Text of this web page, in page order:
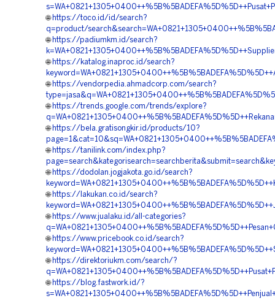
🌐 https://toco.id/id/search?
q=product/
🌐 https://padiumkm.id/search?
🌐 https://katalog.inaproc.id/search?
🌐 https://vendorpedia.ahmadcorp.com/search?
🌐 https://trends.google.com/trends/explore?
🌐 https://bela.gratisongkir.id/products/10?
🌐 https://tanilink.com/index.php?
🌐 https://dodolan.jogjakota.go.id/search?
🌐 https://lakukan.co.id/search?
🌐 https://www.jualaku.id/all-categories?
🌐 https://www.pricebook.co.id/search?
🌐 https://direktoriukm.com/search/?
🌐 https://blog.fastwork.id/?